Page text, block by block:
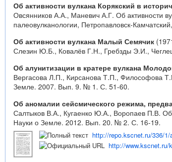
Об активности вулкана Корякский в
Овсянников А.А., Маневич А.Г. Об активности
палеовулканологии, Петропавловск-
Об активности вулкана Малый Семячик
Слезин Ю.Б., Ковалёв Г.Н., Гребзды Э.И.,
Об алунитизации в кратере вулкана
Вергасова Л.П., Кирсанова Т.П., Философова
Земле. 2007. Вып. 9. № 1. С. 51-60.
Об аномалии сейсмического режима,
Салтыков В.А., Кугаенко Ю.А., Воропаев П.В.
Науки о Земле. 2012. Вып. 20. № 2. С. 16-19.
http://repo.kscnet.ru/336/1/
http://www.kscnet.ru/